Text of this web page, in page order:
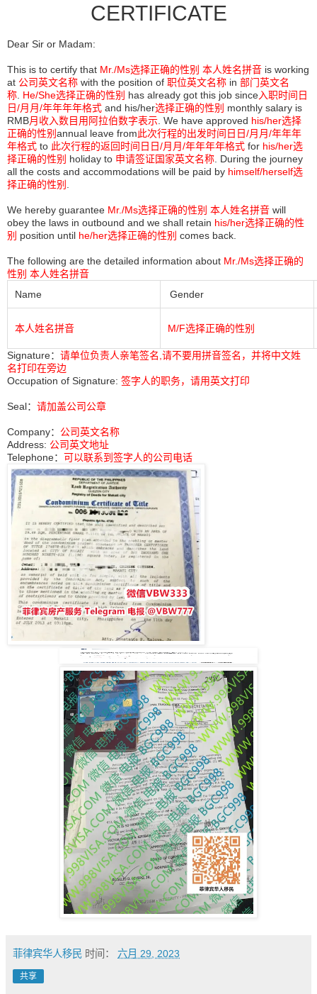
CERTIFICATE
Dear Sir or Madam:
This is to certify that Mr./Ms选择正确的性别 本人姓名拼音 is working
at 公司英文名称 with the position of 职位英文名称 in 部门英文名
称. He/She选择正确的性别 has already got this job since入职时间日
日/月月/年年年年格式 and his/her选择正确的性别 monthly salary is
RMB月收入数目用阿拉伯数字表示. We have approved his/her选择
正确的性别 annual leave from此次行程的出发时间日日/月月/年年年
年格式 to 此次行程的返回时间日日/月月/年年年年格式 for his/her选
择正确的性别 holiday to 申请签证国家英文名称. During the journey
all the costs and accommodations will be paid by himself/herself选
择正确的性别 .
We hereby guarantee Mr./Ms选择正确的性别 本人姓名拼音 will
obey the laws in outbound and we shall retain his/her选择正确的性
别 position until he/her选择正确的性别 comes back.
The following are the detailed information about Mr./Ms选择正确的
性别 本人姓名拼音
Name
Gender
本人姓名拼音 M/F选择正确的性别
Signature： 请单位负责人亲笔签名,请不要用拼音签名，并将中文姓
名打印在旁边
Occupation of Signature: 签字人的职务，请用英文打印
Seal： 请加盖公司公章
Company： 公司英文名称
Address: 公司英文地址
Telephone： 可以联系到签字人的公司电话
菲律宾华人移民 时间： 六月 29, 2023
共享